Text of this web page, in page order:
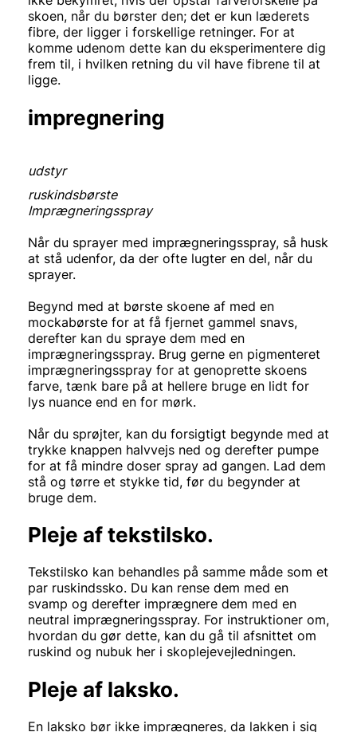
skoen, når du børster den; det er kun læderets
fibre, der ligger i forskellige retninger. For at
komme udenom dette kan du eksperimentere dig
frem til, i hvilken retning du vil have fibrene til at
ligge.
impregnering
udstyr
ruskindsbørste
Imprægneringsspray
Når du sprayer med imprægneringsspray, så husk
at stå udenfor, da der ofte lugter en del, når du
sprayer.
Begynd med at børste skoene af med en
mockabørste for at få fjernet gammel snavs,
derefter kan du spraye dem med en
imprægneringsspray. Brug gerne en pigmenteret
imprægneringsspray for at genoprette skoens
farve, tænk bare på at hellere bruge en lidt for
lys nuance end en for mørk.
Når du sprøjter, kan du forsigtigt begynde med at
trykke knappen halvvejs ned og derefter pumpe
for at få mindre doser spray ad gangen. Lad dem
stå og tørre et stykke tid, før du begynder at
bruge dem.
Pleje af tekstilsko.
Tekstilsko kan behandles på samme måde som et
par ruskindssko. Du kan rense dem med en
svamp og derefter imprægnere dem med en
neutral imprægneringsspray. For instruktioner om,
hvordan du gør dette, kan du gå til afsnittet om
ruskind og nubuk her i skoplejevejledningen.
Pleje af laksko.
En laksko bør ikke imprægneres, da lakken i sig